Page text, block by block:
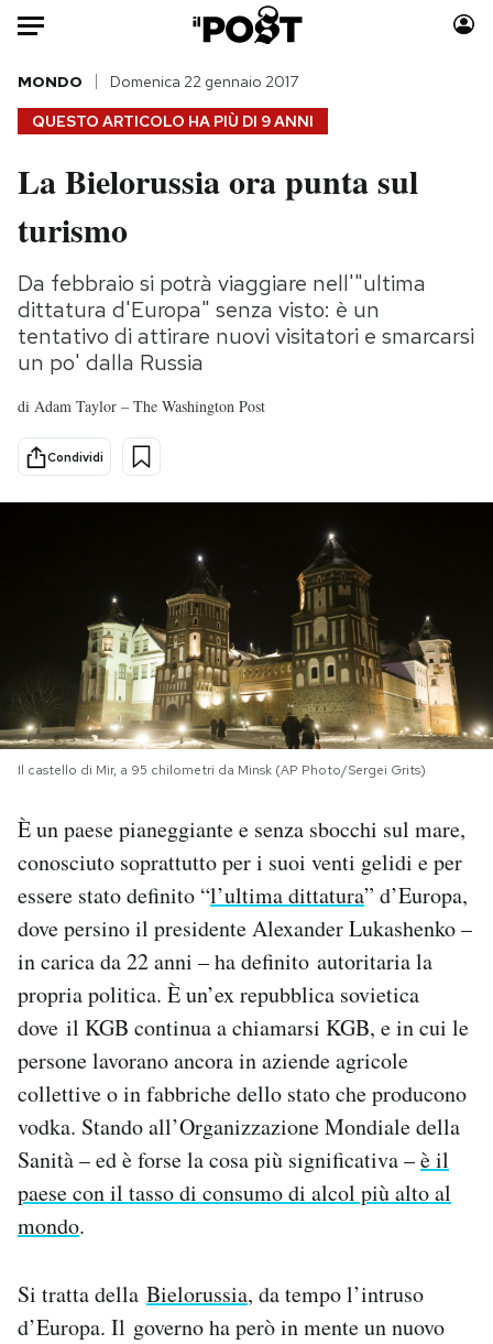
Auto
HOME
Italia
Politica
Tecnologia
Internet
Scienza
Cultura
Economia
Sport
Moda
Storie/Idee
Ok Boomer!
Media
NEWSLETTER
I MIEI PREFERITI
SHOP
CALENDARIO
AREA PERSONALE
Area Personale
Newsletter
Notifiche mobile
Regala il Post
Hai bisogno di aiuto?
Esci
QUESTO ARTICOLO HA PIÙ DI 9 ANNI
MONDO Domenica 22 gennaio 2017
La Bielorussia ora punta sul
turismo
Da febbraio si potrà viaggiare nell'"ultima
dittatura d'Europa" senza visto: è un
tentativo di attirare nuovi visitatori e smarcarsi
un po' dalla Russia
di Adam Taylor – The Washington Post
Condividi
Il castello di Mir, a 95 chilometri da Minsk (AP Photo/Sergei Grits)
È un paese pianeggiante e senza sbocchi sul mare,
conosciuto soprattutto per i suoi venti gelidi e per
essere stato definito “l’ultima dittatura” d’Europa,
dove persino il presidente Alexander Lukashenko –
in carica da 22 anni – ha definito autoritaria la
propria politica. È un’ex repubblica sovietica
dove il KGB continua a chiamarsi KGB, e in cui le
persone lavorano ancora in aziende agricole
collettive o in fabbriche dello stato che producono
vodka. Stando all’Organizzazione Mondiale della
Sanità – ed è forse la cosa più significativa –è il
paese con il tasso di consumo di alcol più alto al
mondo.
Si tratta della Bielorussia, da tempo l’intruso
d’Europa. Il governo ha però in mente un nuovo